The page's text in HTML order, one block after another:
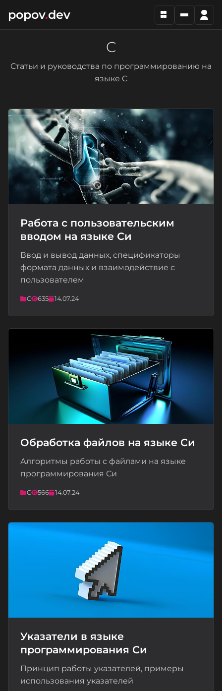
popov.dev
C
Статьи и руководства по программированию на
языке C
📝
Работа с пользовательским
вводом на языке Си
Ввод и вывод данных, спецификаторы
формата данных и взаимодействие с
пользователем
C 635 14.07.24
📝
Обработка файлов на языке Си
Алгоритмы работы с файлами на языке
программирования Си
C 566 14.07.24
📝
Указатели в языке
программирования Си
Принцип работы указателей, примеры
использования указателей